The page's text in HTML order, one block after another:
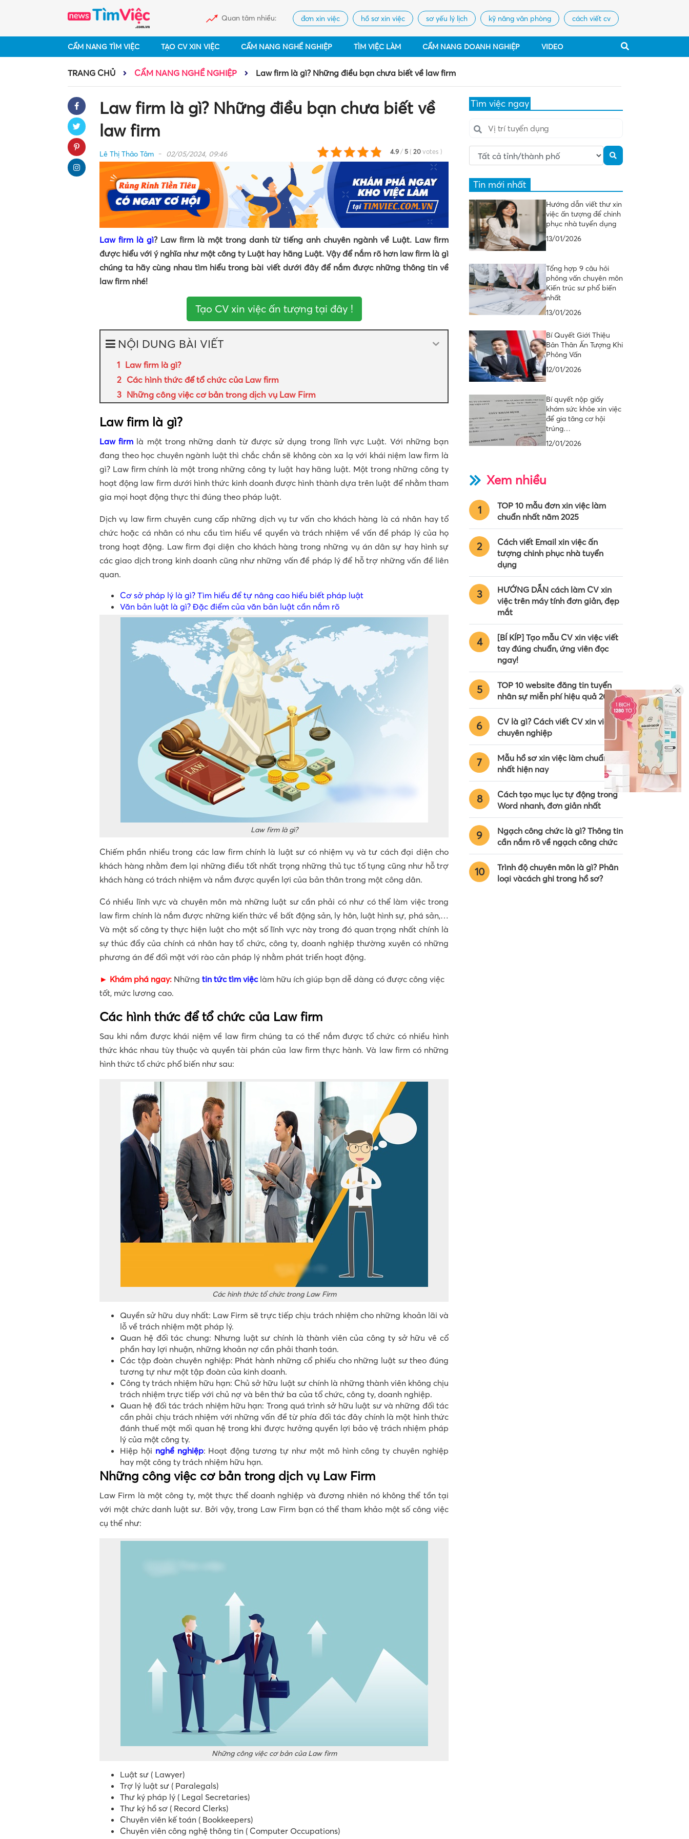
Quan tâm nhiều: đơn xin việc hồ sơ xin việc sơ yếu lý lịch kỹ năng văn phòng cách viết cv
CẨM NANG TÌM VIỆC TẠO CV XIN VIỆC CẨM NANG NGHỀ NGHIỆP TÌM VIỆC LÀM CẨM NANG DOANH NGHIỆP VIDEO
TRANG CHỦ CẨM NANG NGHỀ NGHIỆP Law firm là gì? Những điều bạn chưa biết về law firm
Law firm là gì? Những điều bạn chưa biết về
law firm
4.9 / 5 ( 20 votes )
Lê Thị Thảo Tâm 02/05/2024, 09:46
Law firm là gì? Law firm là một trong danh từ tiếng anh chuyên ngành về Luật. Law firm
được hiểu với ý nghĩa như một công ty Luật hay hãng Luật. Vậy để nắm rõ hơn law firm là gì
chúng ta hãy cùng nhau tìm hiểu trong bài viết dưới đây để nắm được những thông tin về
law firm nhé!
Tạo CV xin việc ấn tượng tại đây !
NỘI DUNG BÀI VIẾT
Law firm là gì?
Các hình thức để tổ chức của Law firm
Những công việc cơ bản trong dịch vụ Law Firm
Law firm là gì?
Law firm là một trong những danh từ được sử dụng trong lĩnh vực Luật. Với những bạn
đang theo học chuyên ngành luật thì chắc chắn sẽ không còn xa lạ với khái niệm law firm là
gì? Law firm chính là một trong những công ty luật hay hãng luật. Một trong những công ty
hoạt động law firm dưới hình thức kinh doanh được hình thành dựa trên luật để nhằm tham
gia mọi hoạt động thực thi đúng theo pháp luật.
Dịch vụ law firm chuyên cung cấp những dịch vụ tư vấn cho khách hàng là cá nhân hay tổ
chức hoặc cá nhân có nhu cầu tìm hiểu về quyền và trách nhiệm về vấn đề pháp lý của họ
trong hoạt động. Law firm đại diện cho khách hàng trong những vụ án dân sự hay hình sự
các giao dịch trong kinh doanh cũng như những vấn đề pháp lý để hỗ trợ những vấn đề liên
quan.
Cơ sở pháp lý là gì? Tìm hiểu để tự nâng cao hiểu biết pháp luật
Văn bản luật là gì? Đặc điểm của văn bản luật cần nắm rõ
Law firm là gì?
Chiếm phần nhiều trong các law firm chính là luật sư có nhiệm vụ và tư cách đại diện cho
khách hàng nhằm đem lại những điều tốt nhất trọng những thủ tục tố tụng cũng như hỗ trợ
khách hàng có trách nhiệm và nắm được quyền lợi của bản thân trong một công dân.
Có nhiều lĩnh vực và chuyên môn mà những luật sư cần phải có như có thể làm việc trong
law firm chính là nắm được những kiến thức về bất động sản, ly hôn, luật hình sự, phá sản,…
Và một số công ty thực hiện luật cho một số lĩnh vực này trong đó quan trọng nhất chính là
sự thúc đẩy của chính cá nhân hay tổ chức, công ty, doanh nghiệp thường xuyên có những
phương án để đối mặt với rào cản pháp lý nhằm phát triển hoạt động.
► Khám phá ngay: Những tin tức tìm việclàm hữu ích giúp bạn dễ dàng có được công việc
tốt, mức lương cao.
Các hình thức để tổ chức của Law firm
Sau khi nắm được khái niệm về law firm chúng ta có thể nắm được tổ chức có nhiều hình
thức khác nhau tùy thuộc và quyền tài phán của law firm thực hành. Và law firm có những
hình thức tổ chức phổ biến như sau:
Các hình thức tổ chức trong Law Firm
Quyền sử hữu duy nhất: Law Firm sẽ trực tiếp chịu trách nhiệm cho những khoản lãi và
lỗ về trách nhiệm mặt pháp lý.
Quan hệ đối tác chung: Nhưng luật sư chính là thành viên của công ty sở hữu vê cổ
phần hay lợi nhuận, những khoản nợ cần phải thanh toán.
Các tập đoàn chuyên nghiệp: Phát hành những cổ phiếu cho những luật sư theo đúng
tương tự như một tập đoàn của kinh doanh.
Công ty trách nhiệm hữu hạn: Chủ sở hữu luật sư chính là những thành viên không chịu
trách nhiệm trực tiếp với chủ nợ và bên thứ ba của tổ chức, công ty, doanh nghiệp.
Quan hệ đối tác trách nhiệm hữu hạn: Trong quá trình sở hữu luật sư và những đối tác
cần phải chịu trách nhiệm với những vấn đề từ phía đối tác đây chính là một hình thức
đánh thuế một mối quan hệ trong khi được hưởng quyền lợi bảo vệ trách nhiệm pháp
lý của một công ty.
Hiệp hội nghề nghiệp: Hoạt động tương tự như một mô hình công ty chuyên nghiệp
hay một công ty trách nhiệm hữu hạn.
Những công việc cơ bản trong dịch vụ Law Firm
Law Firm là một công ty, một thực thể doanh nghiệp và đương nhiên nó không thể tồn tại
với một chức danh luật sư. Bởi vậy, trong Law Firm bạn có thể tham khảo một số công việc
cụ thể như:
Những công việc cơ bản của Law firm
Luật sư ( Lawyer)
Trợ lý luật sư ( Paralegals)
Thư ký pháp lý ( Legal Secretaries)
Thư ký hồ sơ ( Record Clerks)
Chuyên viên kế toán ( Bookkeepers)
Chuyên viên công nghệ thông tin ( Computer Occupations)
Tìm việc ngay
Tin mới nhất
Hướng dẫn viết thư xin
việc ấn tượng để chinh
phục nhà tuyển dụng
13/01/2026
Tổng hợp 9 câu hỏi
phỏng vấn chuyên môn
Kiến trúc sư phổ biến
nhất
13/01/2026
Bí Quyết Giới Thiệu
Bản Thân Ấn Tượng Khi
Phỏng Vấn
12/01/2026
Bí quyết nộp giấy
khám sức khỏe xin việc
để gia tăng cơ hội
trúng…
12/01/2026
Xem nhiều
1
TOP 10 mẫu đơn xin việc làm
chuẩn nhất năm 2025
2
Cách viết Email xin việc ấn
tượng chinh phục nhà tuyển
dụng
3
HƯỚNG DẪN cách làm CV xin
việc trên máy tính đơn giản, đẹp
mắt
4
[BÍ KÍP] Tạo mẫu CV xin việc viết
tay đúng chuẩn, ứng viên đọc
ngay!
5
TOP 10 website đăng tin tuyển
nhân sự miễn phí hiệu quả 2024
6
CV là gì? Cách viết CV xin việc
chuyên nghiệp
7
Mẫu hồ sơ xin việc làm chuẩn
nhất hiện nay
8
Cách tạo mục lục tự động trong
Word nhanh, đơn giản nhất
9
Ngạch công chức là gì? Thông tin
cần nắm rõ về ngạch công chức
10
Trình độ chuyên môn là gì? Phân
loại vàcách ghi trong hồ sơ?